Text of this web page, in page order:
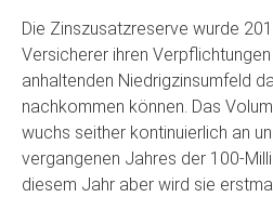
Die Zinszusatzreserve wurde
Versicherer ihren
anhaltenden Niedrigzinsumfeld
nachkommen können. Das
wuchs seither kontinuierlich an
vergangenen Jahres der 100-
diesem Jahr aber wird sie